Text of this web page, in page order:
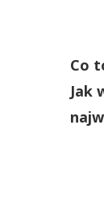
Co
Jak